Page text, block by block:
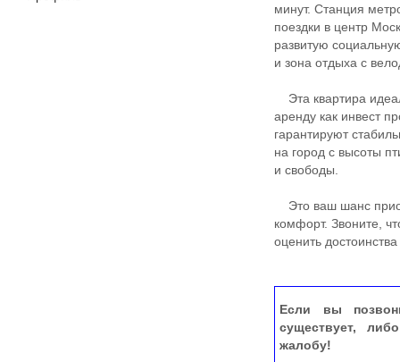
минут. Станция
поездки в центр
развитую
и зона отдыха с
Эта квартира
аренду как инвест
гарантируют
на город с высоты
и свободы.
Это ваш шанс
комфорт. Звоните,
оценить
Если вы
существует,
жалобу!